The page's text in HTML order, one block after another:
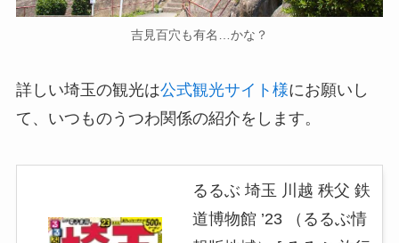
吉見百穴も有名…かな？
詳しい埼玉の観光は公式観光サイト様にお願いし
て、いつものうつわ関係の紹介をします。
るるぶ 埼玉 川越 秩父 鉄
道博物館 ’23 （るるぶ情